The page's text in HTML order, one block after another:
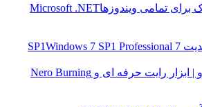
ویندوزهاMicrosoft .NET
Windows 7 SP1 Professional
Nero Burning